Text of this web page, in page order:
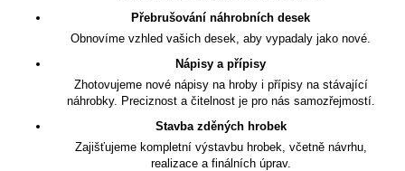
Přebrušování náhrobních desek
Obnovíme vzhled vašich desek, aby vypadaly jako nové.
Nápisy a přípisy
Zhotovujeme nové nápisy na hroby i přípisy na stávající
náhrobky. Preciznost a čitelnost je pro nás samozřejmostí.
Stavba zděných hrobek
Zajišťujeme kompletní výstavbu hrobek, včetně návrhu,
realizace a finálních úprav.